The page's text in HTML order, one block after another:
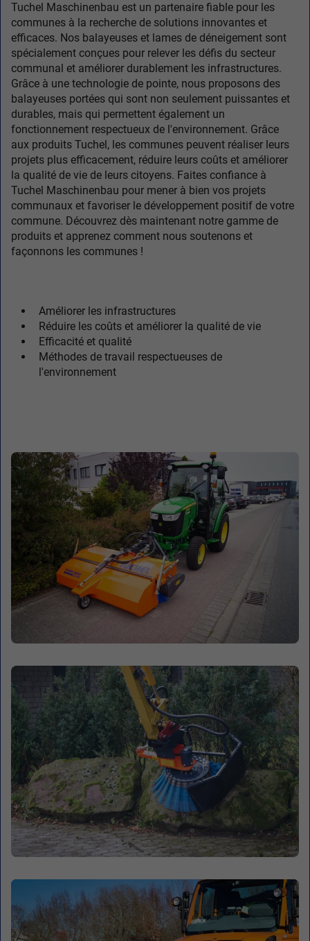
Tuchel Maschinenbau est un partenaire fiable pour les
communes à la recherche de solutions innovantes et
efficaces. Nos balayeuses et lames de déneigement sont
spécialement conçues pour relever les défis du secteur
communal et améliorer durablement les infrastructures.
Grâce à une technologie de pointe, nous proposons des
balayeuses portées qui sont non seulement puissantes et
durables, mais qui permettent également un
fonctionnement respectueux de l'environnement. Grâce
aux produits Tuchel, les communes peuvent réaliser leurs
projets plus efficacement, réduire leurs coûts et améliorer
la qualité de vie de leurs citoyens. Faites confiance à
Tuchel Maschinenbau pour mener à bien vos projets
communaux et favoriser le développement positif de votre
commune. Découvrez dès maintenant notre gamme de
produits et apprenez comment nous soutenons et
façonnons les communes !
Améliorer les infrastructures
Réduire les coûts et améliorer la qualité de vie
Efficacité et qualité
Méthodes de travail respectueuses de
l'environnement